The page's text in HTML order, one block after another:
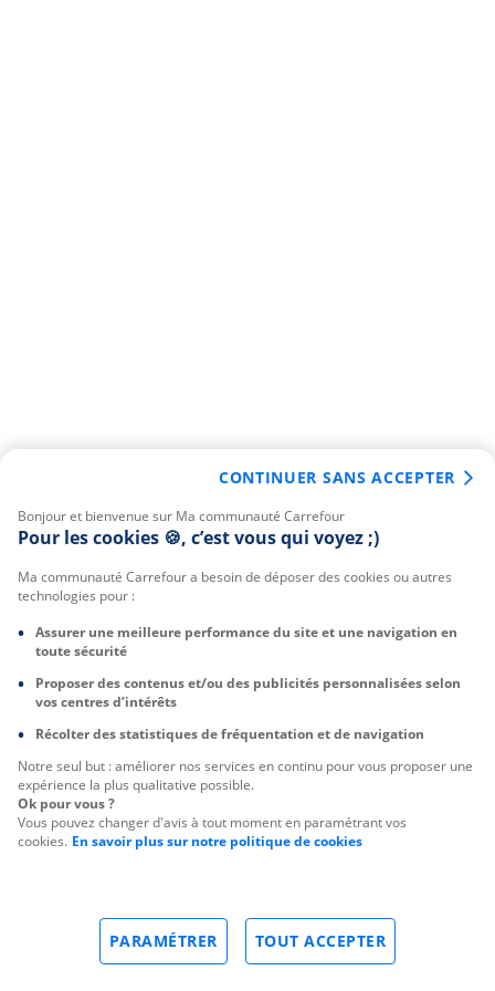
Bonjour et bienvenue sur Ma communauté Carrefour
Pour les cookies 🍪, c’est vous qui voyez ;)
Ma communauté Carrefour a besoin de déposer des cookies ou autres
technologies pour :
Assurer une meilleure performance du site et une navigation en
toute sécurité
Proposer des contenus et/ou des publicités personnalisées selon
vos centres d’intérêts
Récolter des statistiques de fréquentation et de navigation
Notre seul but : améliorer nos services en continu pour vous proposer une
expérience la plus qualitative possible.
Ok pour vous ?
Vous pouvez changer d'avis à tout moment en paramétrant vos
cookies. En savoir plus sur notre politique de cookies
TOUT ACCEPTER
PARAMÉTRER
CONTINUER SANS ACCEPTER